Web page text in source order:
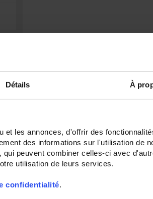
Détails À
et les annonces, d'offrir des
des informations sur l'utilisation de
peuvent combiner celles-ci avec
utilisation de leurs services.
confidentialité.